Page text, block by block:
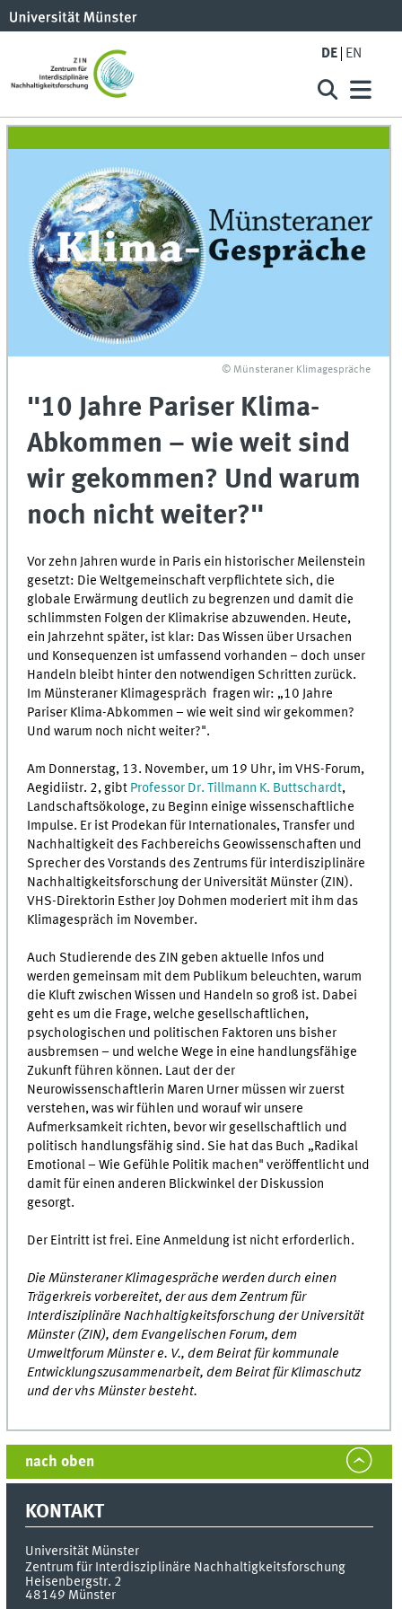
DE EN
© Münsteraner Klimagespräche
"10 Jahre Pariser Klima-
Abkommen – wie weit sind
wir gekommen? Und warum
noch nicht weiter?"
Vor zehn Jahren wurde in Paris ein historischer Meilenstein
gesetzt: Die Weltgemeinschaft verpflichtete sich, die
globale Erwärmung deutlich zu begrenzen und damit die
schlimmsten Folgen der Klimakrise abzuwenden. Heute,
ein Jahrzehnt später, ist klar: Das Wissen über Ursachen
und Konsequenzen ist umfassend vorhanden – doch unser
Handeln bleibt hinter den notwendigen Schritten zurück.
Im Münsteraner Klimagespräch fragen wir: „10 Jahre
Pariser Klima-Abkommen – wie weit sind wir gekommen?
Und warum noch nicht weiter?".
Am Donnerstag, 13. November, um 19 Uhr, im VHS-Forum,
Aegidiistr. 2, gibt Professor Dr. Tillmann K. Buttschardt,
Landschaftsökologe, zu Beginn einige wissenschaftliche
Impulse. Er ist Prodekan für Internationales, Transfer und
Nachhaltigkeit des Fachbereichs Geowissenschaften und
Sprecher des Vorstands des Zentrums für interdisziplinäre
Nachhaltigkeitsforschung der Universität Münster (ZIN).
VHS-Direktorin Esther Joy Dohmen moderiert mit ihm das
Klimagespräch im November.
Auch Studierende des ZIN geben aktuelle Infos und
werden gemeinsam mit dem Publikum beleuchten, warum
die Kluft zwischen Wissen und Handeln so groß ist. Dabei
geht es um die Frage, welche gesellschaftlichen,
psychologischen und politischen Faktoren uns bisher
ausbremsen – und welche Wege in eine handlungsfähige
Zukunft führen können. Laut der der
Neurowissenschaftlerin Maren Urner müssen wir zuerst
verstehen, was wir fühlen und worauf wir unsere
Aufmerksamkeit richten, bevor wir gesellschaftlich und
politisch handlungsfähig sind. Sie hat das Buch „Radikal
Emotional – Wie Gefühle Politik machen" veröffentlicht und
damit für einen anderen Blickwinkel der Diskussion
gesorgt.
Der Eintritt ist frei. Eine Anmeldung ist nicht erforderlich.
Die Münsteraner Klimagespräche werden durch einen
Trägerkreis vorbereitet, der aus dem Zentrum für
Interdisziplinäre Nachhaltigkeitsforschung der Universität
Münster (ZIN), dem Evangelischen Forum, dem
Umweltforum Münster e. V., dem Beirat für kommunale
Entwicklungszusammenarbeit, dem Beirat für Klimaschutz
und der vhs Münster besteht.
nach oben
KONTAKT
Universität Münster
Zentrum für Interdisziplinäre Nachhaltigkeitsforschung
Heisenbergstr. 2
48149 Münster